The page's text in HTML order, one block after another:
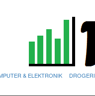
& ELEKTRONIK